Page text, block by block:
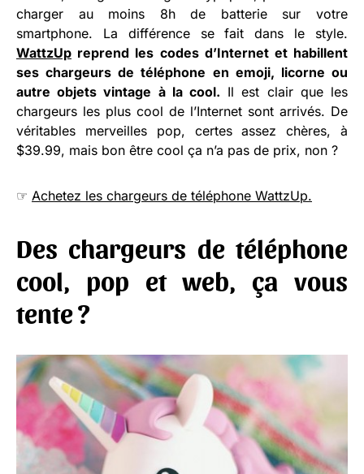
charger au moins 8h de batterie sur votre
smartphone. La différence se fait dans le style.
WattzUp reprend les codes d’Internet et habillent
ses chargeurs de téléphone en emoji, licorne ou
autre objets vintage à la cool. Il est clair que les
chargeurs les plus cool de l’Internet sont arrivés. De
véritables merveilles pop, certes assez chères, à
$39.99, mais bon être cool ça n’a pas de prix, non ?
☞ Achetez les chargeurs de téléphone WattzUp.
Des chargeurs de téléphone
cool, pop et web, ça vous
tente ?